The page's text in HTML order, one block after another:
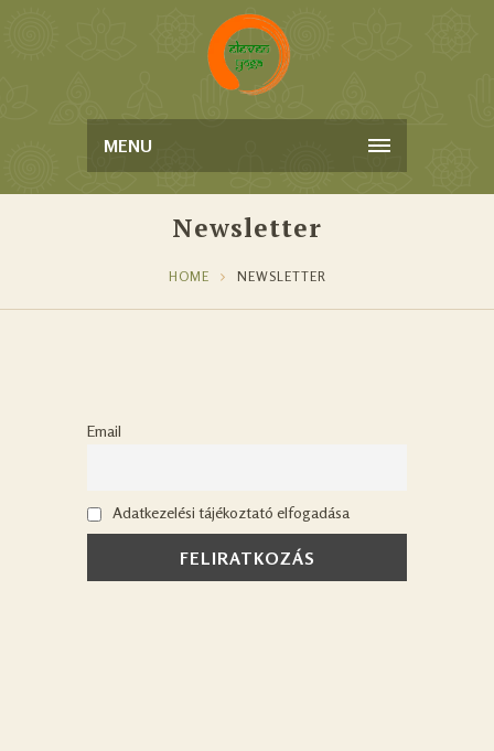
MENU
Newsletter
HOME NEWSLETTER
Email
Adatkezelési tájékoztató elfogadása